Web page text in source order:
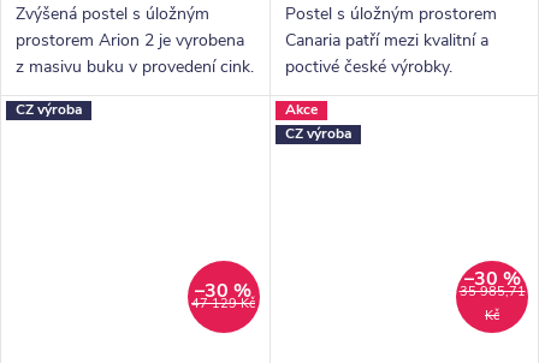
Zvýšená postel s úložným
prostorem Arion 2 je vyrobena
z masivu buku v provedení cink.
Řadí se mezi kvalitní české
výrobky nábytkové řady
Postel s úložným prostorem
Canaria patří mezi kvalitní a
poctivé české výrobky.
Vyznačuje se lehkým
elegantním designem a
zešikmeným provedením
CZ výroba
47 129 Kč
–30 %
Akce
CZ výroba
35 985,71
Kč
–30 %